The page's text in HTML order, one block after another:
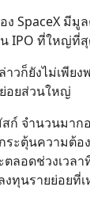
ง SpaceX มีมู
IPO ที่ใหญ่ที่
วก็ยังไม่เพีย
อยส่วนใหญ่
ก์ จำนวนมาก
ระตุ้นความต้อ
ตลอดช่วงเวล
งทุนรายย่อยที่